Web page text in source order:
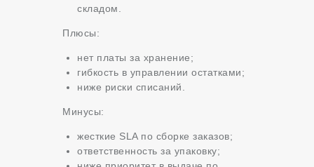
складом.
Плюсы:
нет платы за хранение;
гибкость в управлении остатками;
ниже риски списаний.
Минусы:
жесткие SLA по сборке заказов;
ответственность за упаковку;